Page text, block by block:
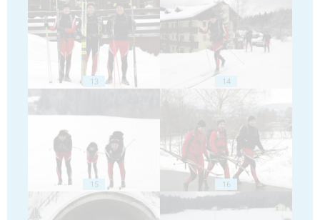
13 14
15 16